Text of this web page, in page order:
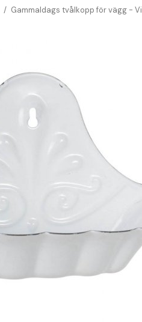
/ Gammaldags tvålkopp för vägg -